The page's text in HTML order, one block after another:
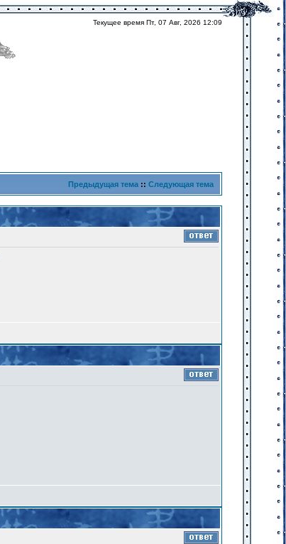
Текущее время Пт, 07 Авг, 2026 12:09
Предыдущая тема :: Следующая тема